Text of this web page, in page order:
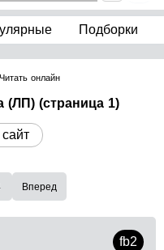
Подборки
Читать онлайн
(ЛП) (страница 1)
Вперед
fb2